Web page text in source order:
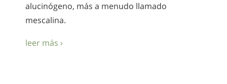
alucinógeno, más a menudo llamado
mescalina.
leer más ›